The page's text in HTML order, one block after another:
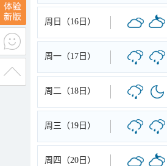
周日（16日）
周一（17日）
周二（18日）
周三（19日）
周四（20日）